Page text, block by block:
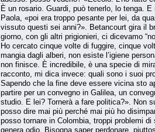
È un rosario. Guardi, può tenerlo, lo tenga.
Paola, «poi era troppo pesante per lei, da
vissuto questi sei anni?». Betancourt gira il
giorno, con gli altri prigionieri, ci dicevamo
Ho cercato cinque volte di fuggire, cinque
mangia dagli alberi, non esiste l’igiene
non finisce. È incredibile, è una specie di
racconto, mi dica invece: quali sono i suoi
Sapendo che la fine deve essere vicina sto
partire per un convegno in Galilea, un
studio. E lei? Tornerà a fare politica?». Non
posso dire mai più perché mai più ho
posso tornare in Colombia, troppi problemi
genera odio. Bisogna saper perdonare,